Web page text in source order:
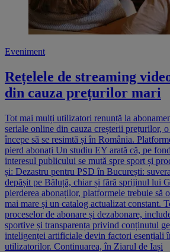
Eveniment
Rețelele de streaming
din cauza prețurilor mari
Tot mai mulți utilizatori renunță la
seriale online din cauza creșterii prețurilor,
începe să se resimtă și în România.
pierd abonați Un studiu EY arată că, pe
interesul publicului se mută spre sport și
și: Dezastru pentru PSD în București:
depășit pe Băluță, chiar și fără sprijinul lui
pierderea abonaților, platformele trebuie să
mai mare și un catalog actualizat constant.
proceselor de abonare și dezabonare,
sportive și transparența privind conținutul
inteligenței artificiale devin factori esențiali
utilizatorilor. Continuarea, în Ziarul de Iași